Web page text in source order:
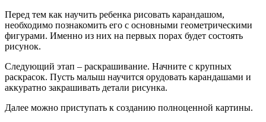
Перед тем как научить ребенка рисовать карандашом,
необходимо познакомить его с основными геометрическими
фигурами. Именно из них на первых порах будет состоять
рисунок.
Следующий этап – раскрашивание. Начните с крупных
раскрасок. Пусть малыш научится орудовать карандашами и
аккуратно закрашивать детали рисунка.
Далее можно приступать к созданию полноценной картины.